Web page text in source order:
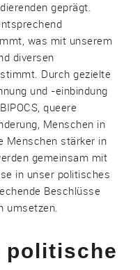
geprägt.
was mit unserem
diversen
Durch gezielte
und -einbindung
queere
Menschen in
Menschen stärker in
gemeinsam mit
in unser politisches
Beschlüsse
umsetzen.
politische